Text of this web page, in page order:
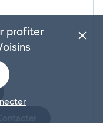
profiter